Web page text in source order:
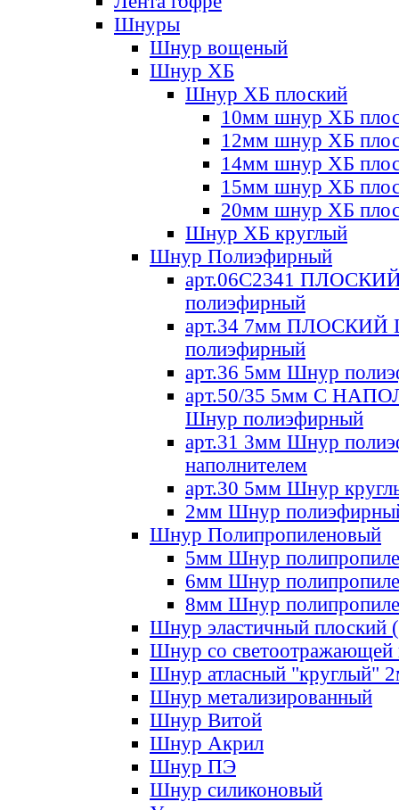
Шнуры
Шнур вощеный
Шнур ХБ
Шнур ХБ плоский
10мм шнур ХБ
12мм шнур ХБ
14мм шнур ХБ
15мм шнур ХБ
20мм шнур ХБ
Шнур ХБ круглый
Шнур Полиэфирный
арт.06С2341
полиэфирный
арт.34 7мм ПЛОСКИЙ
полиэфирный
арт.36 5мм Шнур
арт.50/35 5мм С
Шнур полиэфирный
арт.31 3мм Шнур
наполнителем
арт.30 5мм Шнур
2мм Шнур
Шнур Полипропиленовый
5мм Шнур
6мм Шнур
8мм Шнур
Шнур эластичный плоский
Шнур со светоотражающей
Шнур атласный "круглый"
Шнур метализированный
Шнур Витой
Шнур Акрил
Шнур ПЭ
Шнур силиконовый